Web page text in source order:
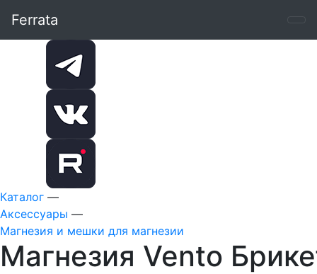
Ferrata
Каталог —
Аксессуары —
Магнезия и мешки для магнезии
Магнезия Vento